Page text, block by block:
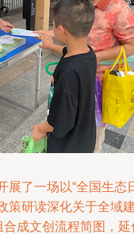
了一场以“全国生
研读深化关于全域
成文创流程简图，